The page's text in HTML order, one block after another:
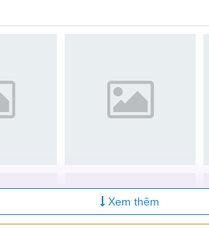
main Xiaomi Mi6X hãy liên hệ
Xem thêm